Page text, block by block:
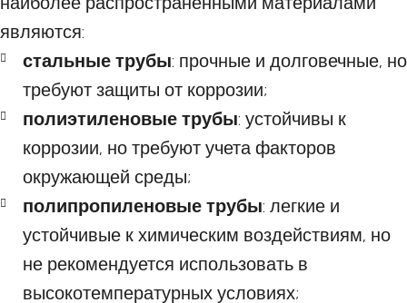
являются:
стальные трубы: прочные и долговечные, но
требуют защиты от коррозии;
полиэтиленовые трубы: устойчивы к
коррозии, но требуют учета факторов
окружающей среды;
полипропиленовые трубы: легкие и
устойчивые к химическим воздействиям, но
не рекомендуется использовать в
высокотемпературных условиях;